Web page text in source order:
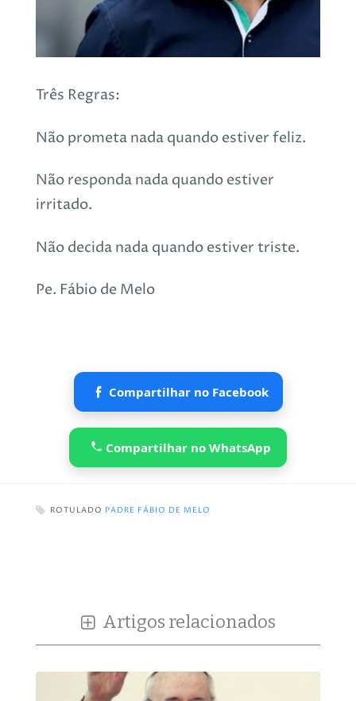
Três Regras:
Não prometa nada quando estiver feliz.
Não responda nada quando estiver
irritado.
Não decida nada quando estiver triste.
Pe. Fábio de Melo
Compartilhar no Facebook
Compartilhar no WhatsApp
ROTULADO PADRE FÁBIO DE MELO
Artigos relacionados